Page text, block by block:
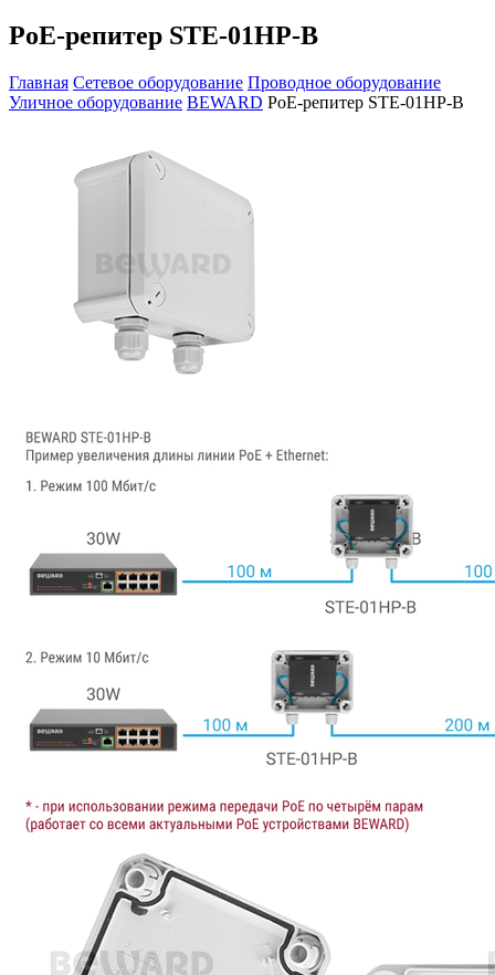
PoE-репитер STE-01HP-B
Главная Сетевое оборудование Проводное оборудование
Уличное оборудование BEWARD PoE-репитер STE-01HP-B